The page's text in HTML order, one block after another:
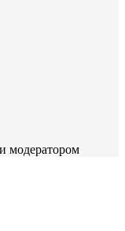
модератором